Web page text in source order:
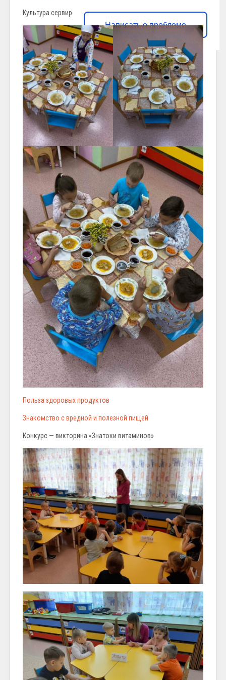
Написать о проблеме
Культура сервировки стола
Польза здоровых продуктов
Знакомство с вредной и полезной пищей
Конкурс — викторина «Знатоки витаминов»